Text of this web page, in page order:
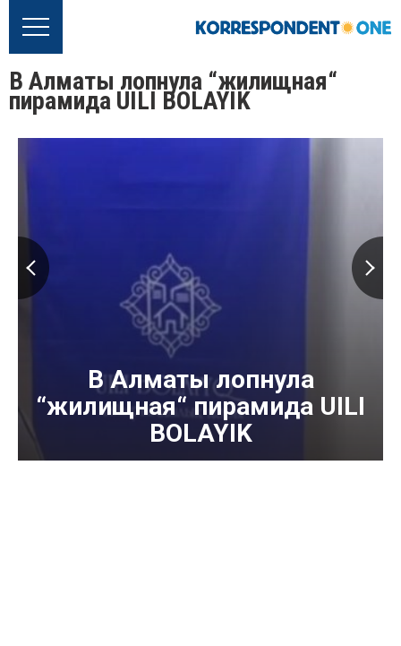
В Алматы лопнула “жилищная“
пирамида UILI BOLAYIK
В Алматы лопнула
“жилищная“ пирамида UILI
BOLAYIK